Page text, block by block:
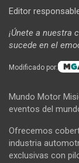
Editor
¡Únete a nuestra
sucede en el
Modificado por:
Mundo Motor
eventos del
Ofrecemos
industria
exclusivas con